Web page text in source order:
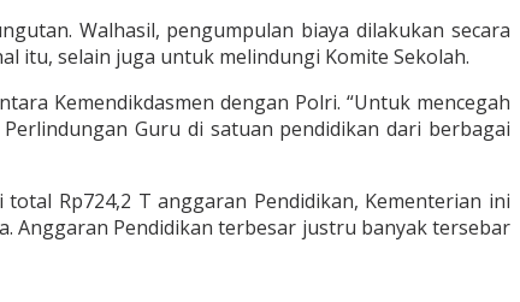
Walhasil, pengumpulan biaya dilakukan secara
itu, selain juga untuk melindungi Komite Sekolah.
Kemendikdasmen dengan Polri. “Untuk mencegah
Guru di satuan pendidikan dari berbagai
Rp724,2 T anggaran Pendidikan, Kementerian ini
Anggaran Pendidikan terbesar justru banyak tersebar